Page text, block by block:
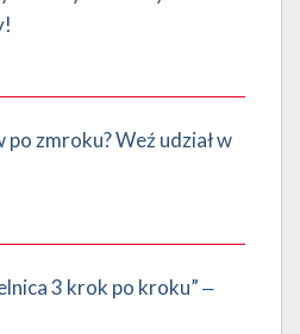
zmroku? Weź udział w
3 krok po kroku” ‒